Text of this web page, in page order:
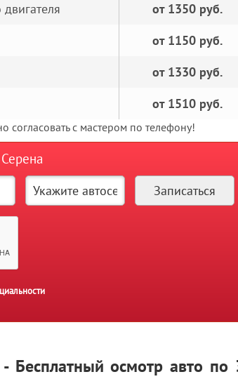
от 1350 руб.
от 1150 руб.
от 1330 руб.
от 1510 руб.
согласовать с мастером по телефону!
Бесплатный осмотр авто по